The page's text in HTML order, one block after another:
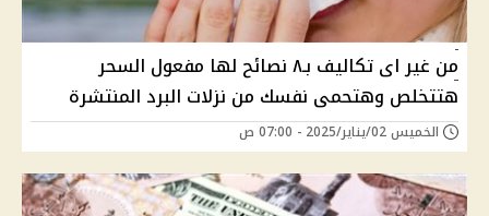
من غير اى تكاليف بـ٨ نصائح لها مفعول السحر
هتتخلص وهتحمى نفسك من نزلات البرد المنتشرة
الخميس 02/يناير/2025 - 07:00 ص